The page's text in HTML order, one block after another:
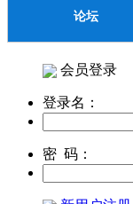
论坛
会员登录
登录名：
密 码：